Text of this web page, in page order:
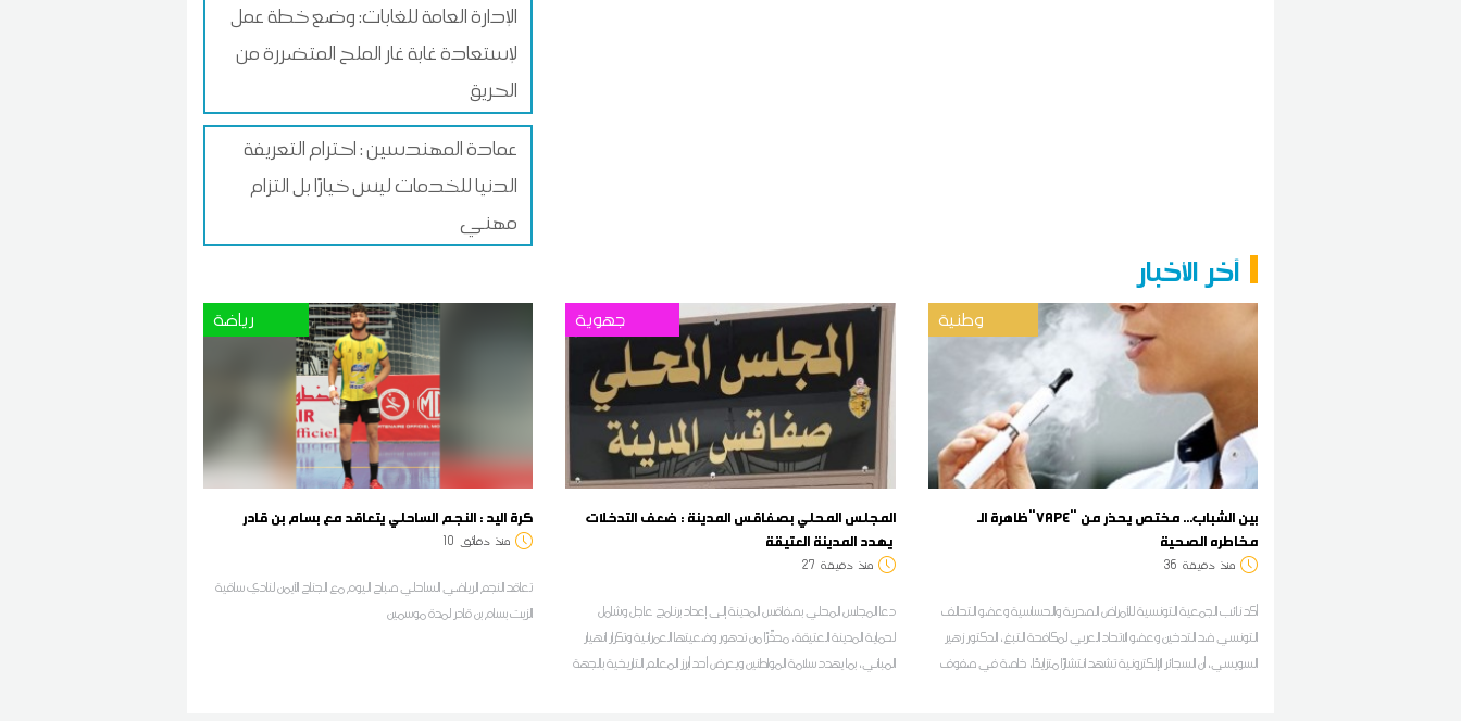
الإدارة العامة للغابات: وضع خطة عمل
لإستعادة غابة غار الملح المتضررة من
الحريق
عمادة المهندسين : احترام التعريفة
الدنيا للخدمات ليس خيارًا بل التزام
مهني
آخر الأخبار
رياضة
كرة اليد : النجم الساحلي يتعاقد مع بسام بن قادر
منذ دقائق 10
تعاقد النجم الرياضي الساحلي صباح اليوم مع الجناح الأيمن لنادي ساقية
الزيت بسام بن قادر لمدة موسمين
جهوية
المجلس المحلي بصفاقس المدينة : ضعف التدخلات
يهدد المدينة العتيقة
منذ دقيقة 27
دعا المجلس المحلي بصفاقس المدينة إلى إعداد برنامج عاجل وشامل
لحماية المدينة العتيقة، محذّرًا من تدهور وضعيتها العمرانية وتكرار انهيار
المباني، بما يهدد سلامة المواطنين ويعرض أحد أبرز المعالم التاريخية بالجهة
وطنية
ظاهرة الـ"Vape" بين الشباب... مختص يحذر من
مخاطره الصحية
منذ دقيقة 36
أكد نائب الجمعية التونسية للأمراض الصدرية والحساسية وعضو التحالف
التونسي ضد التدخين وعضو الاتحاد العربي لمكافحة التبغ، الدكتور زهير
السويسي، أن السجائر الإلكترونية تشهد انتشارًا متزايدًا، خاصة في صفوف